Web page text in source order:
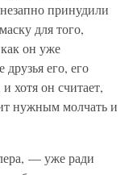
принудили
для того,
он уже
его, его
хотя он считает,
нужным молчать и
— уже ради